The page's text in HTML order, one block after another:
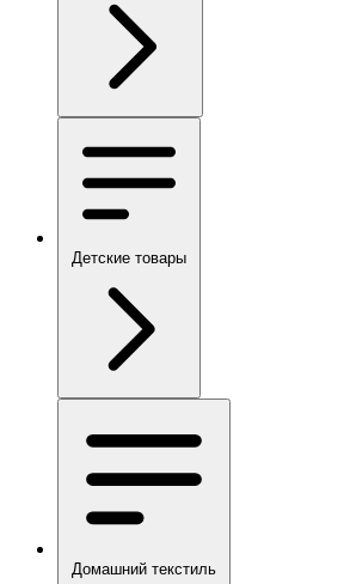
Детские товары
Домашний текстиль